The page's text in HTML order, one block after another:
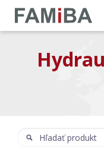
Hľadať:
Hľadať